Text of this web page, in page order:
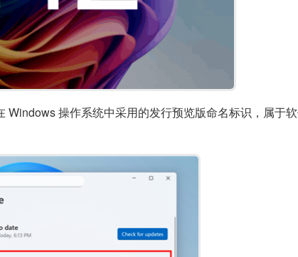
操作系统中采用的发行预览版命名标识，属于